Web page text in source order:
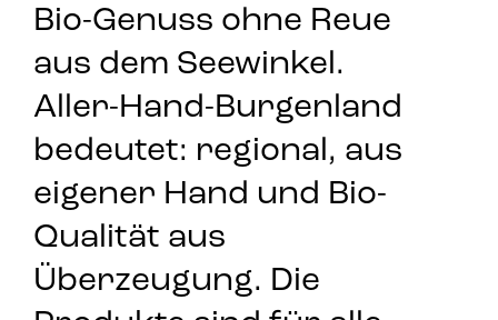
Bio-Genuss ohne Reue
aus dem Seewinkel.
Aller-Hand-Burgenland
bedeutet: regional, aus
eigener Hand und Bio-
Qualität aus
Überzeugung. Die